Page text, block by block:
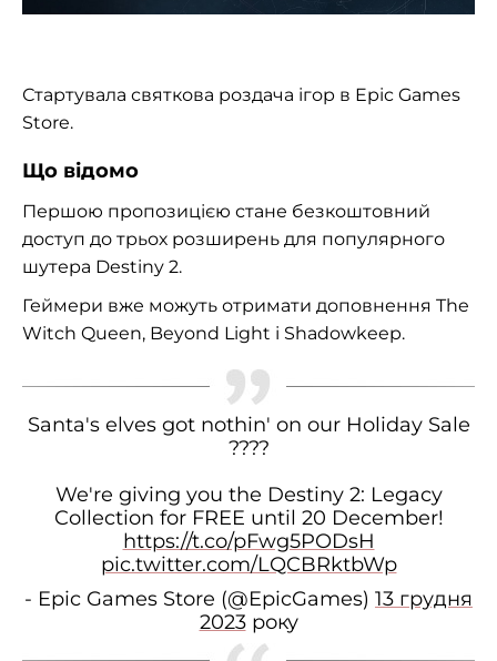
Стартувала святкова роздача ігор в Epic Games
Store.
Що відомо
Першою пропозицією стане безкоштовний
доступ до трьох розширень для популярного
шутера Destiny 2.
Геймери вже можуть отримати доповнення The
Witch Queen, Beyond Light і Shadowkeep.
Santa's elves got nothin' on our Holiday Sale
????
We're giving you the Destiny 2: Legacy
Collection for FREE until 20 December!
https://t.co/pFwg5PODsH
pic.twitter.com/LQCBRktbWp
- Epic Games Store (@EpicGames) 13 грудня
2023року